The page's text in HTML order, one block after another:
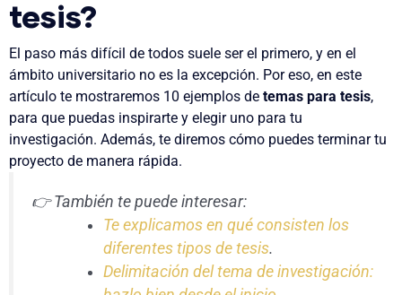
tesis?
El paso más difícil de todos suele ser el primero, y en el
ámbito universitario no es la excepción. Por eso, en este
artículo te mostraremos 10 ejemplos de temas para tesis,
para que puedas inspirarte y elegir uno para tu
investigación. Además, te diremos cómo puedes terminar tu
proyecto de manera rápida.
👉 También te puede interesar:
Te explicamos en qué consisten los
diferentes tipos de tesis.
Delimitación del tema de investigación: